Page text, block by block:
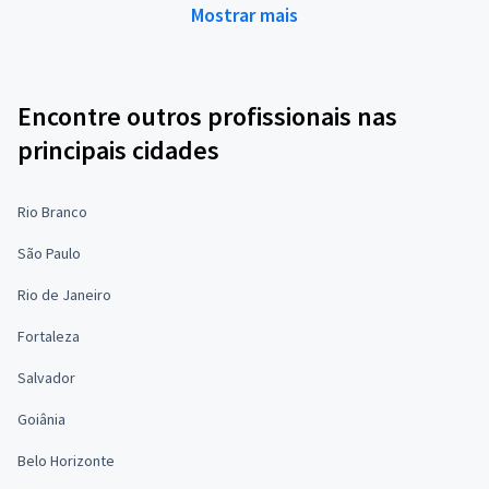
Mostrar mais
Encontre outros profissionais nas
principais cidades
Rio Branco
São Paulo
Rio de Janeiro
Fortaleza
Salvador
Goiânia
Belo Horizonte